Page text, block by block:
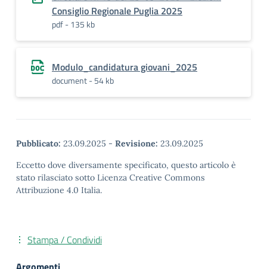
Consiglio Regionale Puglia 2025
pdf - 135 kb
Modulo_candidatura giovani_2025
document - 54 kb
Pubblicato: 23.09.2025 - Revisione: 23.09.2025
Eccetto dove diversamente specificato, questo articolo è
stato rilasciato sotto Licenza Creative Commons
Attribuzione 4.0 Italia.
Stampa / Condividi